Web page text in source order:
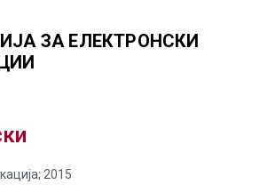
ЗА ЕЛЕКТРОНСКИ
2015